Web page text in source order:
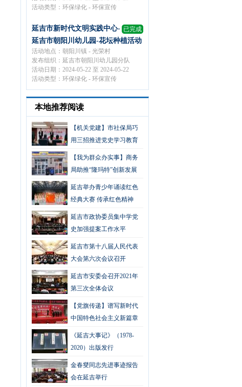
活动类型：环保绿化 - 环保宣传
已完成
延吉市新时代文明实践中心-
延吉市朝阳川幼儿园-花坛种植活动
活动地点：朝阳川镇 - 光荣村
发布组织：延吉市朝阳川幼儿园分队
活动日期：2024-05-22 至 2024-05-22
活动类型：环保绿化 - 环保宣传
本地推荐阅读
【机关党建】市社保局巧
用三招推进党史学习教育
走深走实
【我为群众办实事】商务
局助推“隆玛特”创新发展
延吉举办青少年诵读红色
经典大赛 传承红色精神
延吉市政协委员集中学党
史加强提案工作水平
延吉市第十八届人民代表
大会第六次会议召开
延吉市安委会召开2021年
第三次全体会议
【党旗传递】谱写新时代
中国特色社会主义新篇章
《延吉大事记》（1978-
2020）出版发行
金春燮同志先进事迹报告
会在延吉举行